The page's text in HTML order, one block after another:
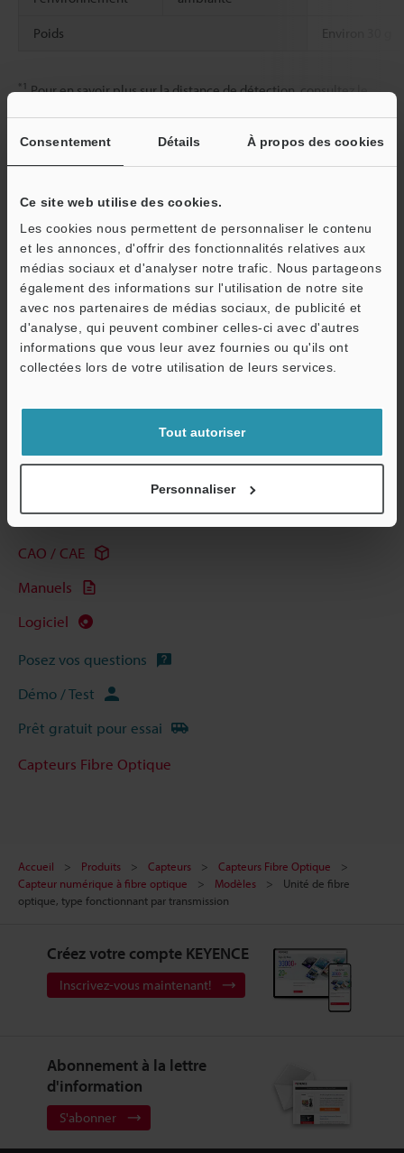
Consentement Détails À propos des cookies
Ce site web utilise des cookies.
Les cookies nous permettent de personnaliser le contenu
et les annonces, d'offrir des fonctionnalités relatives aux
médias sociaux et d'analyser notre trafic. Nous partageons
également des informations sur l'utilisation de notre site
avec nos partenaires de médias sociaux, de publicité et
d'analyse, qui peuvent combiner celles-ci avec d'autres
informations que vous leur avez fournies ou qu'ils ont
collectées lors de votre utilisation de leurs services.
Tout autoriser
Personnaliser
Poids Environ 30 g
*1 Pour en savoir plus sur la distance de détection, consultez le
détection et à la sensibilité optimales.
Autres modèles
Fiche technique (PDF)
CAO / CAE
Manuels
Logiciel
Posez vos questions
Démo / Test
Prêt gratuit pour essai
Capteurs Fibre Optique
Accueil Produits Capteurs
Capteurs Fibre Optique
Capteur numérique à fibre optique
Modèles
Unité de fibre
optique, type fonctionnant par transmission
Créez votre compte KEYENCE
Inscrivez-vous maintenant!
Abonnement à la lettre
d'information
S'abonner